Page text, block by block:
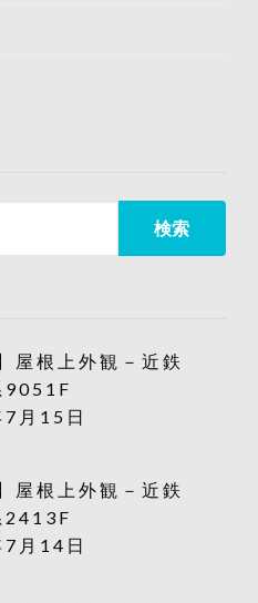
屋根上外観－近鉄
9051F
月15日
屋根上外観－近鉄
2413F
月14日